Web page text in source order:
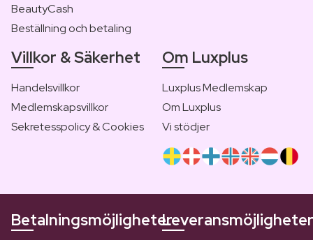
BeautyCash
Beställning och betaling
Villkor & Säkerhet
Handelsvillkor
Medlemskapsvillkor
Sekretesspolicy & Cookies
Om Luxplus
Luxplus Medlemskap
Om Luxplus
Vi stödjer
BetalningsmöjligheterLeveransmöjligheter